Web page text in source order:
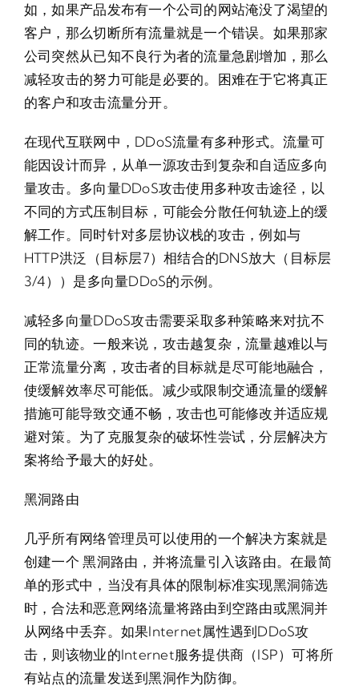
如，如果产品发布有一个公司的网站淹没了渴望的
客户，那么切断所有流量就是一个错误。如果那家
公司突然从已知不良行为者的流量急剧增加，那么
减轻攻击的努力可能是必要的。困难在于它将真正
的客户和攻击流量分开。
在现代互联网中，DDoS流​​量有多种形式。流量可
能因设计而异，从单一源攻击到复杂和自适应多向
量攻击。多向量DDoS攻击使用多种攻击途径，以
不同的方式压制目标，可能会分散任何轨迹上的缓
解工作。同时针对多层协议栈的攻击，例如与
HTTP洪泛（目标层7）相结合的DNS放大（目标层
3/4））是多向量DDoS的示例。
减轻多向量DDoS攻击需要采取多种策略来对抗不
同的轨迹。一般来说，攻击越复杂，流量越难以与
正常流量分离，攻击者的目标就是尽可能地融合，
使缓解效率尽可能低。减少或限制交通流量的缓解
措施可能导致交通不畅，攻击也可能修改并适应规
避对策。为了克服复杂的破坏性尝试，分层解决方
案将给予最大的好处。
黑洞路由
几乎所有网络管理员可以使用的一个解决方案就是
创建一个 黑洞路由，并将流量引入该路由。在最简
单的形式中，当没有具体的限制标准实现黑洞筛选
时，合法和恶意网络流量将路由到空路由或黑洞并
从网络中丢弃。如果Internet属性遇到DDoS攻
击，则该物业的Internet服务提供商（ISP）可将所
有站点的流量发送到黑洞作为防御。